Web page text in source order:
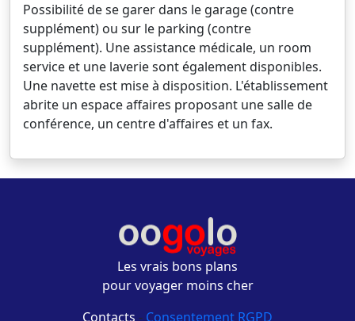
Possibilité de se garer dans le garage (contre
supplément) ou sur le parking (contre
supplément). Une assistance médicale, un room
service et une laverie sont également disponibles.
Une navette est mise à disposition. L'établissement
abrite un espace affaires proposant une salle de
conférence, un centre d'affaires et un fax.
Les vrais bons plans
pour voyager moins cher
Contacts - Consentement RGPD